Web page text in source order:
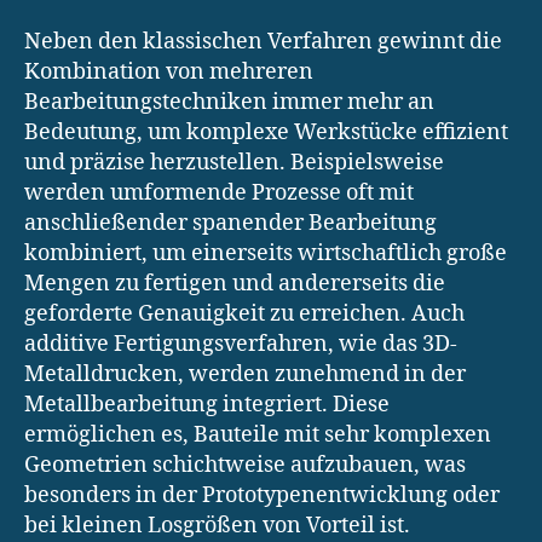
Neben den klassischen Verfahren gewinnt die
Kombination von mehreren
Bearbeitungstechniken immer mehr an
Bedeutung, um komplexe Werkstücke effizient
und präzise herzustellen. Beispielsweise
werden umformende Prozesse oft mit
anschließender spanender Bearbeitung
kombiniert, um einerseits wirtschaftlich große
Mengen zu fertigen und andererseits die
geforderte Genauigkeit zu erreichen. Auch
additive Fertigungsverfahren, wie das 3D-
Metalldrucken, werden zunehmend in der
Metallbearbeitung integriert. Diese
ermöglichen es, Bauteile mit sehr komplexen
Geometrien schichtweise aufzubauen, was
besonders in der Prototypenentwicklung oder
bei kleinen Losgrößen von Vorteil ist.